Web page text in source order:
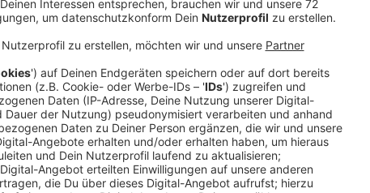
Wenig Stress, viele positive Rückmeldungen
Anzeige
Noch einmal vom Sprungturm runter ins Wasser, noch einmal tief
Bahnen ziehen: Das geht heute zum letzten Mal vor der
Naturbad zufrieden und positiv überrascht - und zwar
Corona-Pandemie mit mehr Konflikten gerechnet hatte.
Rückmeldungen von den Besuchern, hat mir eine Sprecherin